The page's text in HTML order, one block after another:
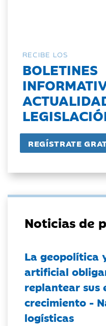
RECIBE LOS
BOLETINES
Noticias de
La geopolítica
artificial
replantear sus
crecimiento -
logísticas